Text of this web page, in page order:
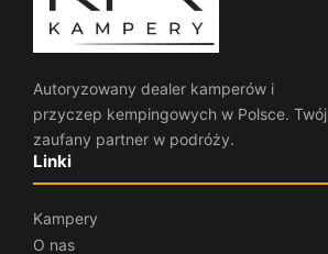
Autoryzowany dealer kamperów i
przyczep kempingowych w Polsce. Twój
zaufany partner w podróży.
Linki
Kampery
O nas